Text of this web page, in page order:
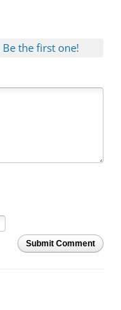
Be the first one!
Submit Comment